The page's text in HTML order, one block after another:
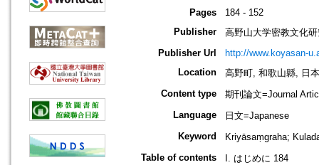
Pages
184 - 152
Publisher
高野山大学密教文化
Publisher Url
http://www.koyasan-
Location
高野町, 和歌山縣, 日
Content type
期刊論文=Journal
Language
日文=Japanese
Keyword
Kriyāsaṃgraha;
Table of contents
I. はじめに 184